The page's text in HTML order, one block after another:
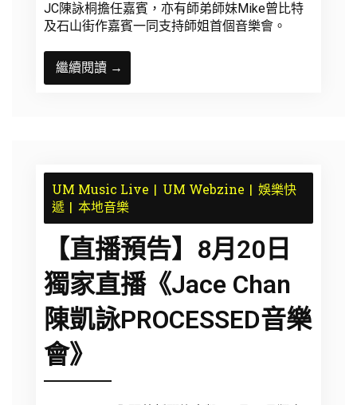
JC陳詠桐擔任嘉賓，亦有師弟師妹Mike曾比特
及石山街作嘉賓一同支持師姐首個音樂會。
繼續閱讀 →
UM Music Live UM Webzine
娛樂快
遞
本地音樂
【直播預告】8月20日
獨家直播《Jace Chan
陳凱詠PROCESSED音樂
會》